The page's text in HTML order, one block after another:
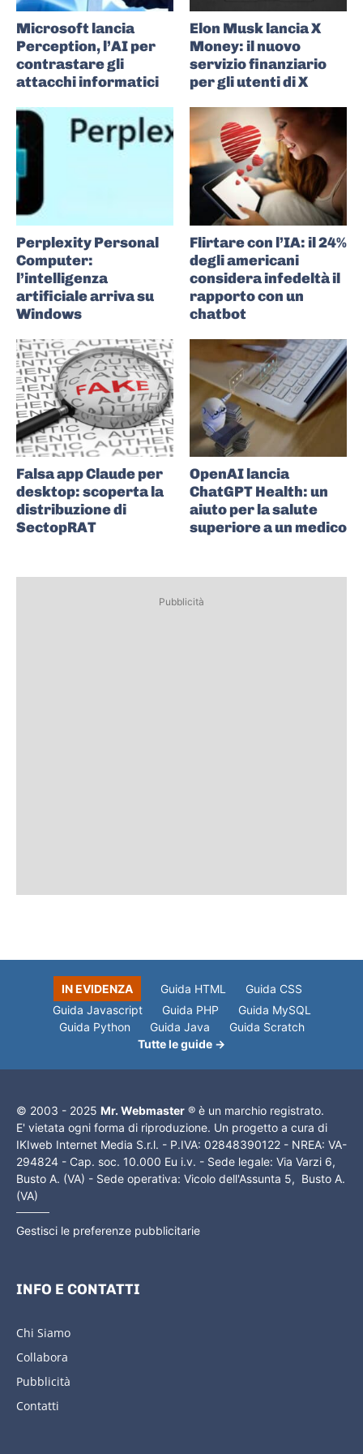
Microsoft lancia
Perception, l’AI per
contrastare gli
attacchi informatici
Elon Musk lancia X
Money: il nuovo
servizio finanziario
per gli utenti di X
Perplexity Personal
Computer:
l’intelligenza
artificiale arriva su
Windows
Flirtare con l’IA: il 24%
degli americani
considera infedeltà il
rapporto con un
chatbot
Falsa app Claude per
desktop: scoperta la
distribuzione di
SectopRAT
OpenAI lancia
ChatGPT Health: un
aiuto per la salute
superiore a un medico
Pubblicità
IN EVIDENZA Guida HTML
Guida CSS
Guida Javascript
Guida PHP
Guida MySQL
Guida Python
Guida Java
Guida Scratch
Tutte le guide →
© 2003 - 2025 Mr. Webmaster ® è un marchio registrato.
E' vietata ogni forma di riproduzione. Un progetto a cura di
IKIweb Internet Media S.r.l. - P.IVA: 02848390122 - NREA: VA-
294824 - Cap. soc. 10.000 Eu i.v. - Sede legale: Via Varzi 6,
Busto A. (VA) - Sede operativa: Vicolo dell'Assunta 5, Busto A.
(VA)
Gestisci le preferenze pubblicitarie
INFO E CONTATTI
Chi Siamo
Collabora
Pubblicità
Contatti